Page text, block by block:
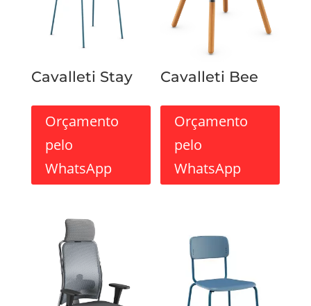
Cavalleti Stay
Orçamento
pelo
WhatsApp
Cavalleti Bee
Orçamento
pelo
WhatsApp